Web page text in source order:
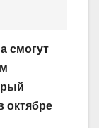
смогут
октябре